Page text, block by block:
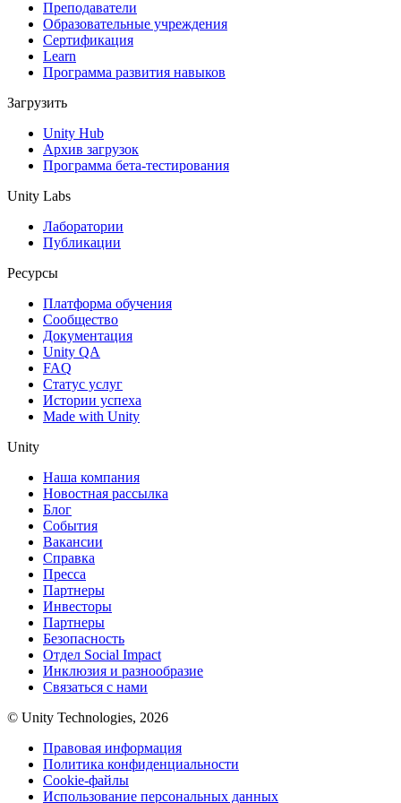
XR-игры
Запускайте XR-игры на разных платформах
Многопользовательские игры
Упрощенное создание многопользовательских игр
Преподаватели
Образовательные учреждения
Сертификация
Learn
Программа развития навыков
Загрузить
Unity Hub
Архив загрузок
Программа бета-тестирования
Unity Labs
Лаборатории
Публикации
Ресурсы
Платформа обучения
Сообщество
Документация
Unity QA
FAQ
Статус услуг
Истории успеха
Made with Unity
Unity
Наша компания
Новостная рассылка
Блог
События
Вакансии
Справка
Пресса
Партнеры
Инвесторы
Партнеры
Безопасность
Отдел Social Impact
Инклюзия и разнообразие
Связаться с нами
© Unity Technologies, 2026
Правовая информация
Политика конфиденциальности
Cookie-файлы
Использование персональных данных